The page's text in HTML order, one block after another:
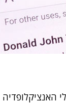
האנציקלופדיה